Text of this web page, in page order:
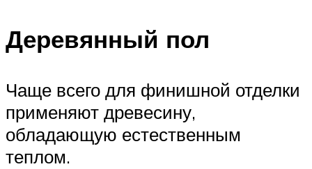
Деревянный пол
Чаще всего для финишной отделки
применяют древесину,
обладающую естественным
теплом.